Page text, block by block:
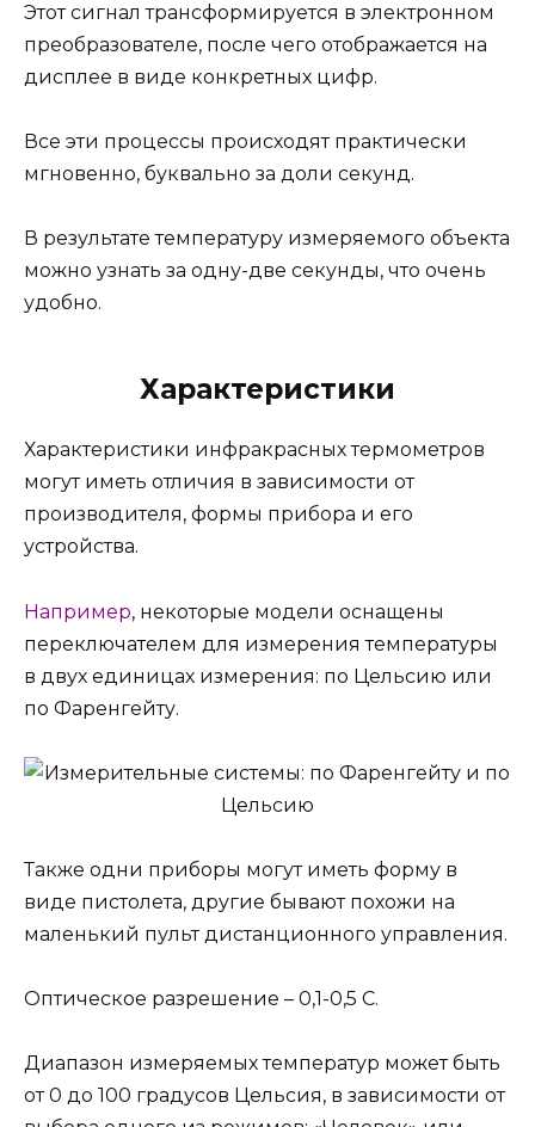
Этот сигнал трансформируется в электронном
преобразователе, после чего отображается на
дисплее в виде конкретных цифр.
Все эти процессы происходят практически
мгновенно, буквально за доли секунд.
В результате температуру измеряемого объекта
можно узнать за одну-две секунды, что очень
удобно.
Характеристики
Характеристики инфракрасных термометров
могут иметь отличия в зависимости от
производителя, формы прибора и его
устройства.
Например, некоторые модели оснащены
переключателем для измерения температуры
в двух единицах измерения: по Цельсию или
по Фаренгейту.
Также одни приборы могут иметь форму в
виде пистолета, другие бывают похожи на
маленький пульт дистанционного управления.
Оптическое разрешение – 0,1-0,5 С.
Диапазон измеряемых температур может быть
от 0 до 100 градусов Цельсия, в зависимости от